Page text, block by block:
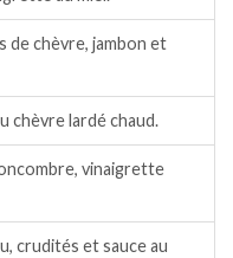
de chèvre, jambon et
chèvre lardé chaud.
vinaigrette
crudités et sauce au